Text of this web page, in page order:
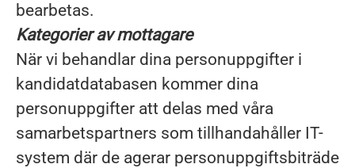
bearbetas.
Kategorier av mottagare
När vi behandlar dina personuppgifter i
kandidatdatabasen kommer dina
personuppgifter att delas med våra
samarbetspartners som tillhandahåller IT-
system där de agerar personuppgiftsbiträde